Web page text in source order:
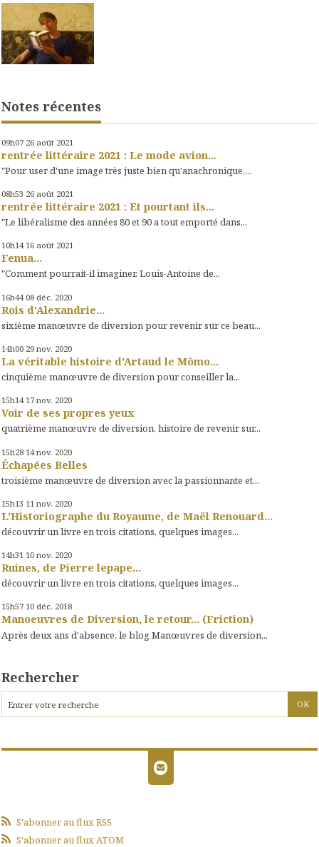
Notes récentes
09h07 26 août 2021
rentrée littéraire 2021 : Le mode avion...
"Pour user d'une image très juste bien qu'anachronique,...
08h53 26 août 2021
rentrée littéraire 2021 : Et pourtant ils...
"Le libéralisme des années 80 et 90 a tout emporté dans...
10h14 16 août 2021
Fenua...
"Comment pourrait-il imaginer, Louis-Antoine de...
16h44 08 déc. 2020
Rois d'Alexandrie...
sixième manœuvre de diversion pour revenir sur ce beau...
14h00 29 nov. 2020
La véritable histoire d'Artaud le Mômo...
cinquième manœuvre de diversion pour conseiller la...
15h14 17 nov. 2020
Voir de ses propres yeux
quatrième manœuvre de diversion, histoire de revenir sur...
15h28 14 nov. 2020
Échapées Belles
troisième manœuvre de diversion avec la passionnante et...
15h13 11 nov. 2020
L'Historiographe du Royaume, de Maël Renouard...
découvrir un livre en trois citations, quelques images...
14h31 10 nov. 2020
Ruines, de Pierre lepape...
découvrir un livre en trois citations, quelques images...
15h57 10 déc. 2018
Manoeuvres de Diversion, le retour... (Friction)
Après deux ans d'absence, le blog Manœuvres de diversion...
Rechercher
S'abonner au flux RSS
S'abonner au flux ATOM